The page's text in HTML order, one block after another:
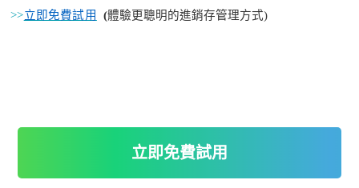
>>立即免費試用 (體驗更聰明的進銷存管理方式)
立即免費試用